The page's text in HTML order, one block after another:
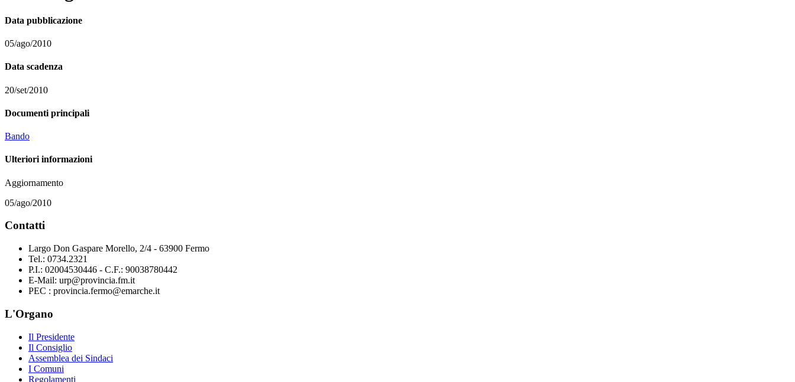
Data pubblicazione
05/ago/2010
Data scadenza
20/set/2010
Documenti principali
Bando
Ulteriori informazioni
Aggiornamento
05/ago/2010
Contatti
Largo Don Gaspare Morello, 2/4 - 63900 Fermo
Tel.: 0734.2321
P.I.: 02004530446 - C.F.: 90038780442
E-Mail: urp@provincia.fm.it
PEC : provincia.fermo@emarche.it
L'Organo
Il Presidente
Il Consiglio
Assemblea dei Sindaci
I Comuni
Regolamenti